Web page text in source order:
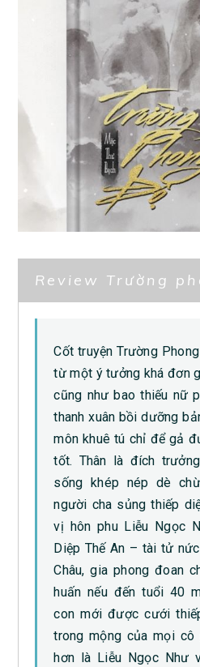
Review Trường
Cốt truyện Trường
từ một ý tưởng khá đơn
cũng như bao thiếu nữ
thanh xuân bồi dưỡng
môn khuê tú chỉ để gả
tốt. Thân là đích
sống khép nép dè
người cha sủng thiếp
vị hôn phu Liễu Ngọc
Diệp Thế An – tài tử
Châu, gia phong đoan
huấn nếu đến tuổi 40
con mới được cưới
trong mộng của mọi cô
hơn là Liễu Ngọc Như